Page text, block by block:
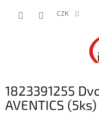
CZK
1823391255
AVENTICS (5ks)